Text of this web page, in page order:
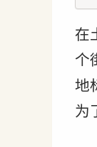
在
个
地
为